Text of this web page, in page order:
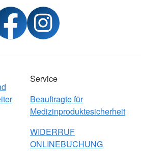
Service
Beauftragte für
Medizinproduktesicherheit
WIDERRUF
ONLINEBUCHUNG